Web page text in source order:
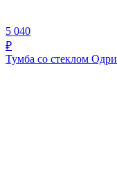
5 040
₽
Тумба со стеклом Одри